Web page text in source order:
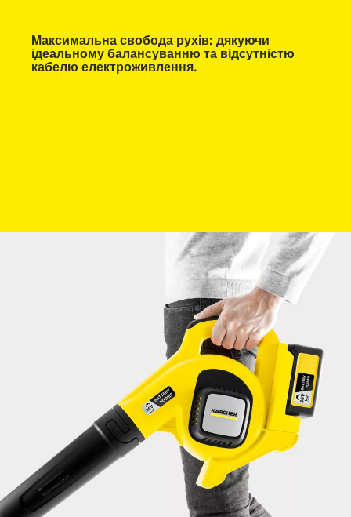
Максимальна свобода рухів: дякуючи
ідеальному балансуванню та відсутністю
кабелю електроживлення.